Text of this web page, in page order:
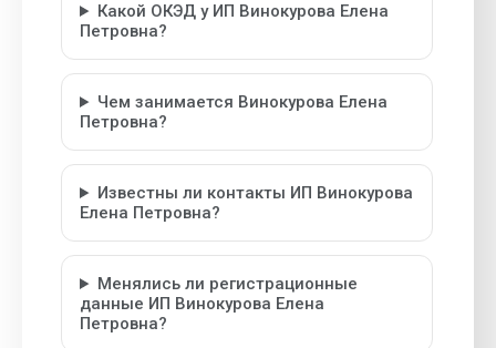
Какой ОКЭД у ИП Винокурова Елена
Петровна?
Чем занимается Винокурова Елена
Петровна?
Известны ли контакты ИП Винокурова
Елена Петровна?
Менялись ли регистрационные
данные ИП Винокурова Елена
Петровна?